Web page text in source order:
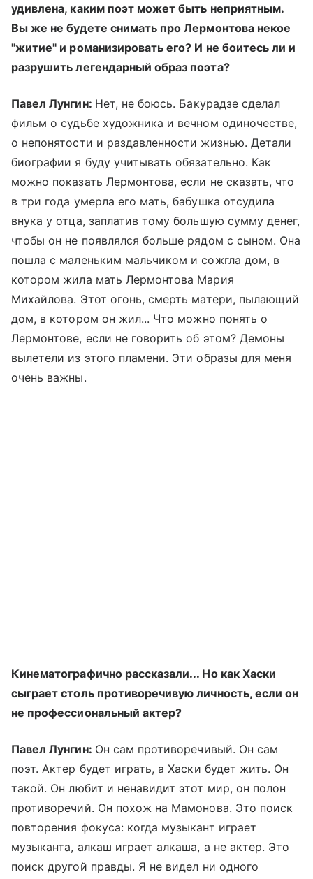
удивлена, каким поэт может быть неприятным.
Вы же не будете снимать про Лермонтова некое
"житие" и романизировать его? И не боитесь ли и
разрушить легендарный образ поэта?
Павел Лунгин: Нет, не боюсь. Бакурадзе сделал
фильм о судьбе художника и вечном одиночестве,
о непонятости и раздавленности жизнью. Детали
биографии я буду учитывать обязательно. Как
можно показать Лермонтова, если не сказать, что
в три года умерла его мать, бабушка отсудила
внука у отца, заплатив тому большую сумму денег,
чтобы он не появлялся больше рядом с сыном. Она
пошла с маленьким мальчиком и сожгла дом, в
котором жила мать Лермонтова Мария
Михайлова. Этот огонь, смерть матери, пылающий
дом, в котором он жил... Что можно понять о
Лермонтове, если не говорить об этом? Демоны
вылетели из этого пламени. Эти образы для меня
очень важны.
Кинематографично рассказали... Но как Хаски
сыграет столь противоречивую личность, если он
не профессиональный актер?
Павел Лунгин: Он сам противоречивый. Он сам
поэт. Актер будет играть, а Хаски будет жить. Он
такой. Он любит и ненавидит этот мир, он полон
противоречий. Он похож на Мамонова. Это поиск
повторения фокуса: когда музыкант играет
музыканта, алкаш играет алкаша, а не актер. Это
поиск другой правды. Я не видел ни одного